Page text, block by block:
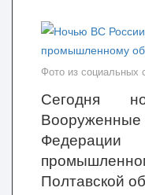
Фото из социальных
Сегодня
Полтавской